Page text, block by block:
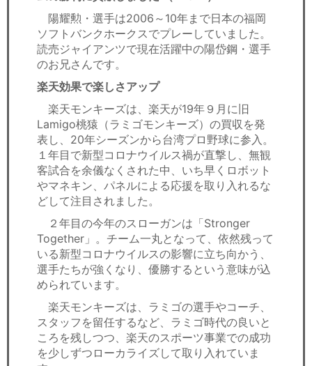
陽耀勲・選手は2006～10年まで日本の福岡
ソフトバンクホークスでプレーしていました。
読売ジャイアンツで現在活躍中の陽岱鋼・選手
のお兄さんです。
楽天効果で楽しさアップ
楽天モンキーズは、楽天が19年９月に旧
Lamigo桃猿（ラミゴモンキーズ）の買収を発
表し、20年シーズンから台湾プロ野球に参入。
１年目で新型コロナウイルス禍が直撃し、無観
客試合を余儀なくされた中、いち早くロボット
やマネキン、パネルによる応援を取り入れるな
どして注目されました。
２年目の今年のスローガンは「Stronger
Together」。チーム一丸となって、依然残って
いる新型コロナウイルスの影響に立ち向かう、
選手たちが強くなり、優勝するという意味が込
められています。
楽天モンキーズは、ラミゴの選手やコーチ、
スタッフを留任するなど、ラミゴ時代の良いと
ころを残しつつ、楽天のスポーツ事業での成功
を少しずつローカライズして取り入れていま